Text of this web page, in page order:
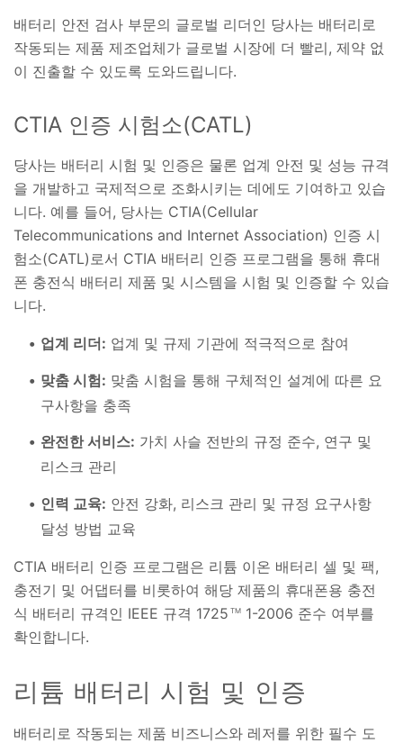
배터리 안전 검사 부문의 글로벌 리더인 당사는 배터리로
작동되는 제품 제조업체가 글로벌 시장에 더 빨리, 제약 없
이 진출할 수 있도록 도와드립니다.
CTIA 인증 시험소(CATL)
당사는 배터리 시험 및 인증은 물론 업계 안전 및 성능 규격
을 개발하고 국제적으로 조화시키는 데에도 기여하고 있습
니다. 예를 들어, 당사는 CTIA(Cellular
Telecommunications and Internet Association) 인증 시
험소(CATL)로서 CTIA 배터리 인증 프로그램을 통해 휴대
폰 충전식 배터리 제품 및 시스템을 시험 및 인증할 수 있습
니다.
업계 리더: 업계 및 규제 기관에 적극적으로 참여
맞춤 시험: 맞춤 시험을 통해 구체적인 설계에 따른 요
구사항을 충족
완전한 서비스: 가치 사슬 전반의 규정 준수, 연구 및
리스크 관리
인력 교육: 안전 강화, 리스크 관리 및 규정 요구사항
달성 방법 교육
CTIA 배터리 인증 프로그램은 리튬 이온 배터리 셀 및 팩,
충전기 및 어댑터를 비롯하여 해당 제품의 휴대폰용 충전
식 배터리 규격인 IEEE 규격 1725 TM 1-2006 준수 여부를
확인합니다.
리튬 배터리 시험 및 인증
배터리로 작동되는 제품 비즈니스와 레저를 위한 필수 도